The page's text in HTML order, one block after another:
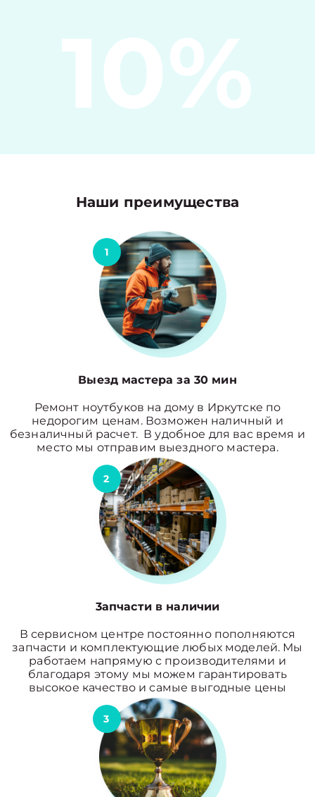
10%
Наши преимущества
1
Выезд мастера за 30 мин
Ремонт ноутбуков на дому в Иркутске по
недорогим ценам. Возможен наличный и
безналичный расчет. В удобное для вас время и
место мы отправим выездного мастера.
2
3апчасти в наличии
В сервисном центре постоянно пополняются
запчасти и комплектующие любых моделей. Мы
работаем напрямую с производителями и
благодаря этому мы можем гарантировать
высокое качество и самые выгодные цены
3